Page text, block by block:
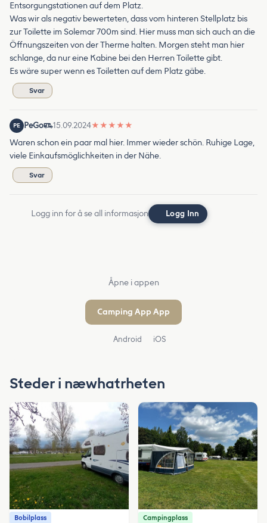
Entsorgungstationen auf dem Platz.
Was wir als negativ bewerteten, dass vom hinteren Stellplatz bis
zur Toilette im Solemar 700m sind. Hier muss man sich auch an die
Öffnungszeiten von der Therme halten. Morgen steht man hier
schlange, da nur eine Kabine bei den Herren Toilette gibt.
Es wäre super wenn es Toiletten auf dem Platz gäbe.
Svar
PE PeGo 15.09.2024★ ★ ★ ★ ★
Waren schon ein paar mal hier. Immer wieder schön. Ruhige Lage,
viele Einkaufsmöglichkeiten in der Nähe.
Svar
Logg inn for å se all informasjon Logg Inn
Åpne i appen
Camping App App
Android iOS
Steder i næwhatrheten
Bobilplass Campingplass